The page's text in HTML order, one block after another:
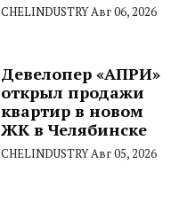
CHELINDUSTRYАвг 06, 2026
Девелопер «АПРИ»
открыл продажи
квартир в новом
ЖК в Челябинске
CHELINDUSTRYАвг 05, 2026